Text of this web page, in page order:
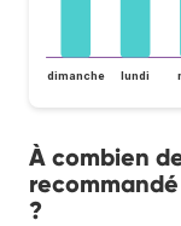
dimanche lundi
À combien
?